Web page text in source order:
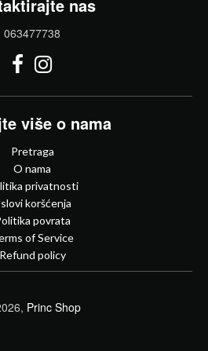
nas
063477738
više o nama
Pretraga
O nama
privatnosti
koršćenja
povrata
of Service
Refund policy
Princ Shop